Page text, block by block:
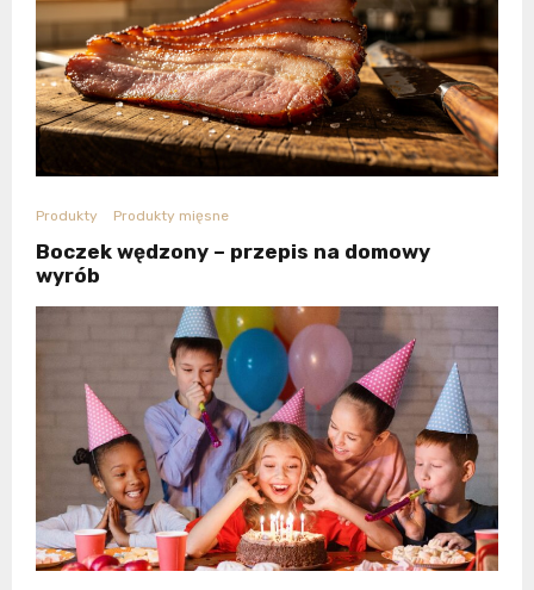
Produkty Produkty mięsne
Boczek wędzony – przepis na domowy
wyrób